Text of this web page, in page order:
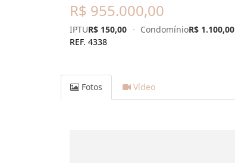
R$ 955.000,00
IPTUR$ 150,00 · CondomínioR$ 1.100,00
REF. 4338
Fotos Vídeo